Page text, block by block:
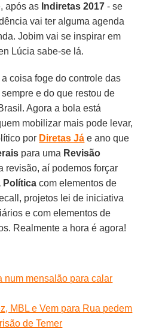
após as Indiretas 2017 - se
vai ter alguma agenda
Jobim vai se inspirar em
Lúcia sabe-se lá.
coisa foge do controle das
e do que restou de
Agora a bola está
mobilizar mais pode levar,
por Diretas Já e ano que
para uma Revisão
revisão, aí podemos forçar
Política com elementos de
projetos lei de iniciativa
e com elementos de
Realmente a hora é agora!
num mensalão para calar
MBL e Vem para Rua pedem
de Temer